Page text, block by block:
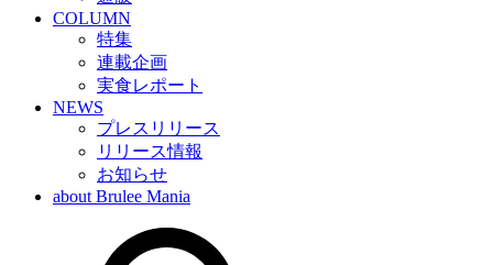
COLUMN
特集
連載企画
実食レポート
NEWS
プレスリリース
リリース情報
お知らせ
about Brulee Mania